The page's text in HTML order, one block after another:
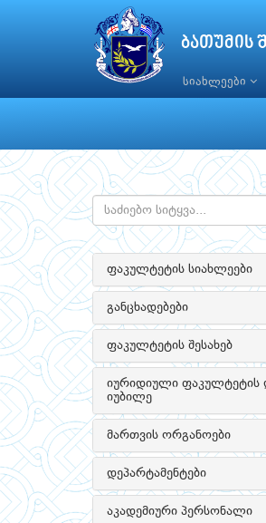
ბათუმის
სიახლეები
ფაკულტეტის სიახლეები
განცხადებები
ფაკულტეტის შესახებ
იურიდიული ფაკულტეტის
იუბილე
მართვის ორგანოები
დეპარტამენტები
აკადემიური პერსონალი